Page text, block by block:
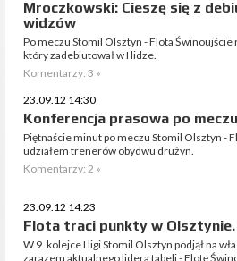
Mroczkowski: Cieszę się z
widzów
Po meczu Stomil Olsztyn - Flota
który zadebiutował w I lidze.
Komentarzy: 3 »
23.09.12 14:30
Konferencja prasowa po
Piętnaście minut po meczu Stomil Olsztyn -
udziałem trenerów obydwu drużyn.
Komentarzy: 2 »
23.09.12 14:23
Flota traci punkty w Olsztynie.
W 9. kolejce I ligi Stomil Olsztyn podjął na
zarazem aktualnego lidera tabeli - Flotę